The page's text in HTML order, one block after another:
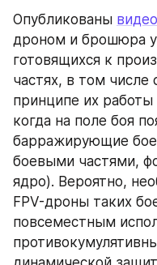
Опубликованы видео
дроном и брошюра
готовящихся к
частях, в том
принципе их
когда на поле боя
барражирующие
боевыми частями,
ядро). Вероятно,
FPV-дроны таких
повсеместным